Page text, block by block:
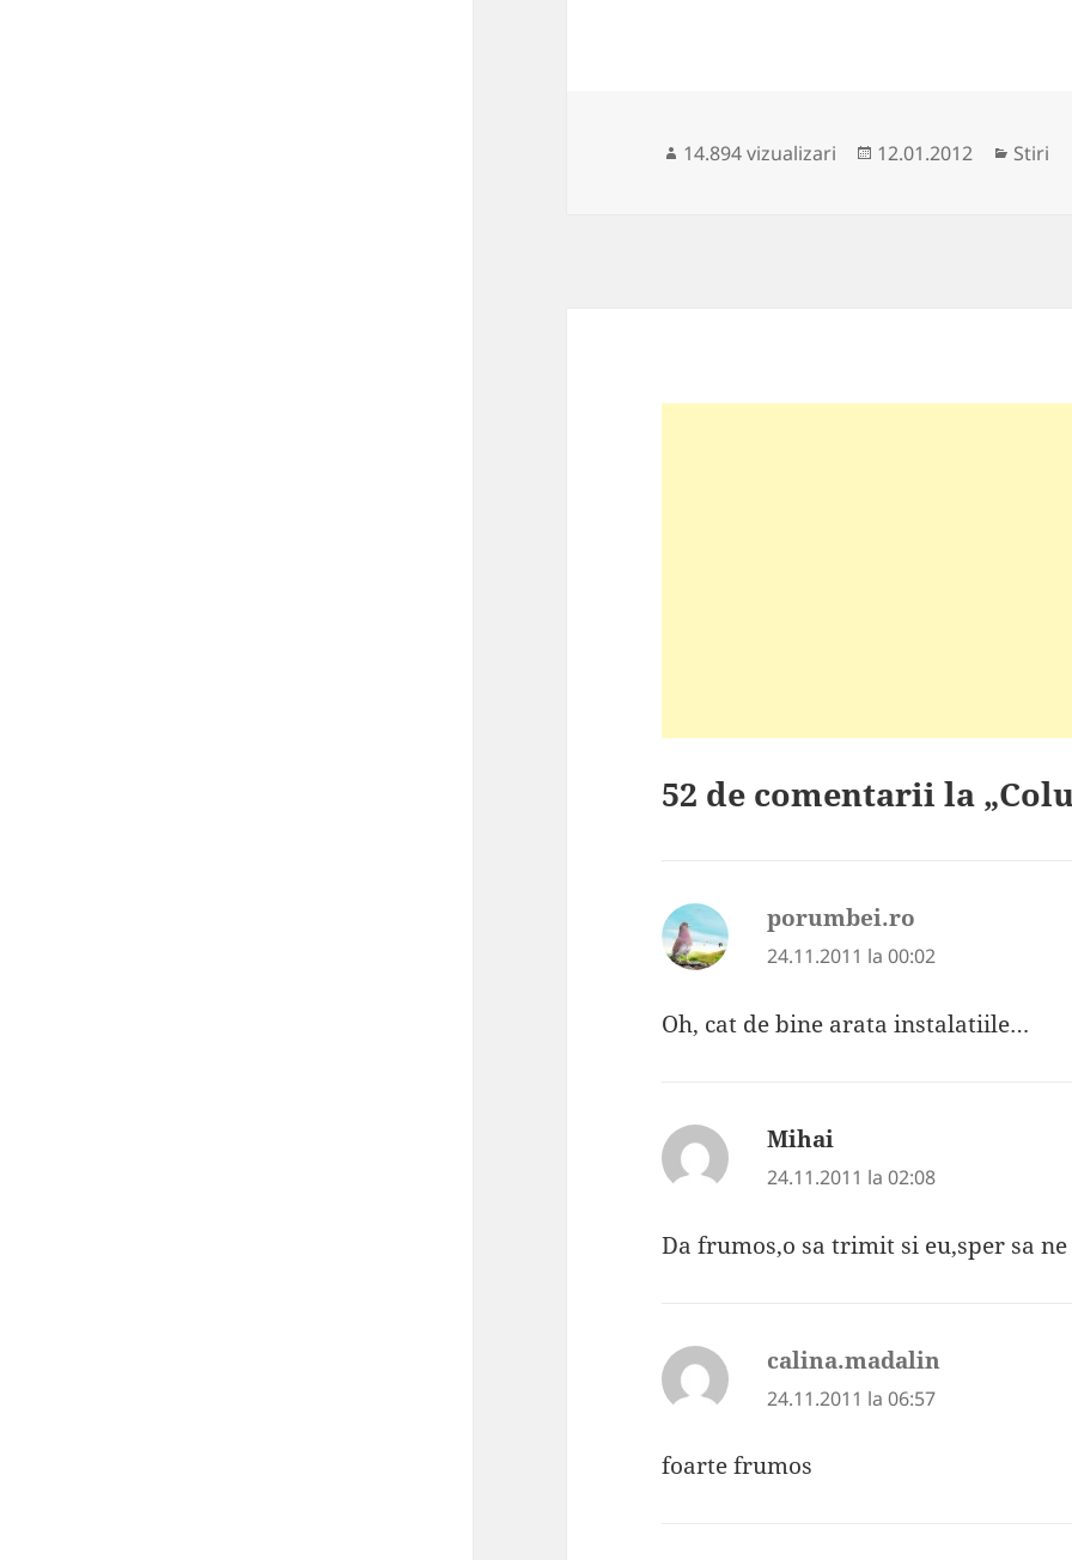
14.894 vizualizari
Publicat
12.01.2012 Stiri
52 de comentarii la
porumbei.ro
24.11.2011 la 00:02
Oh, cat de bine arata instalatiile…
Mihai
24.11.2011 la 02:08
Da frumos,o sa trimit si eu,sper sa
calina.madalin
24.11.2011 la 06:57
foarte frumos